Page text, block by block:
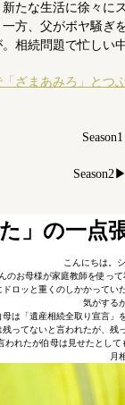
たな生活に徐々に
方、父がボヤ騒ぎ
相続問題で忙しい
ざまあみろ」とつ
Season2▶︎
た」の一
こんにちは。
のお母様が家庭教師を使っ
ロッと重くのしかかって
気がする
は「遺産相続全取り宣言
ってないと言われたが、
われたが伯母は見せたとし
月